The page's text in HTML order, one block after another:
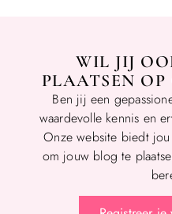
WIL JIJ
PLAATSEN OP
Ben jij een
waardevolle kennis en
Onze website biedt
om jouw blog te